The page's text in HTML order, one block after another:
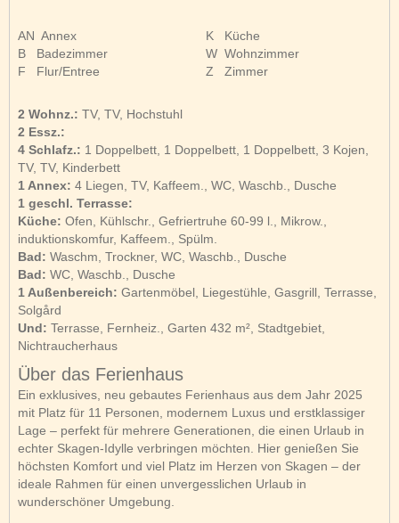
AN Annex
B
Badezimmer
F
Flur/Entree
K
Küche
W Wohnzimmer
Z
Zimmer
2 Wohnz.: TV, TV, Hochstuhl
2 Essz.:
4 Schlafz.: 1 Doppelbett, 1 Doppelbett, 1 Doppelbett, 3 Kojen,
TV, TV, Kinderbett
1 Annex: 4 Liegen, TV, Kaffeem., WC, Waschb., Dusche
1 geschl. Terrasse:
Küche: Ofen, Kühlschr., Gefriertruhe 60-99 l., Mikrow.,
induktionskomfur, Kaffeem., Spülm.
Bad: Waschm, Trockner, WC, Waschb., Dusche
Bad: WC, Waschb., Dusche
1 Außenbereich: Gartenmöbel, Liegestühle, Gasgrill, Terrasse,
Solgård
Und: Terrasse, Fernheiz., Garten 432 m², Stadtgebiet,
Nichtraucherhaus
Über das Ferienhaus
Ein exklusives, neu gebautes Ferienhaus aus dem Jahr 2025
mit Platz für 11 Personen, modernem Luxus und erstklassiger
Lage – perfekt für mehrere Generationen, die einen Urlaub in
echter Skagen-Idylle verbringen möchten. Hier genießen Sie
höchsten Komfort und viel Platz im Herzen von Skagen – der
ideale Rahmen für einen unvergesslichen Urlaub in
wunderschöner Umgebung.